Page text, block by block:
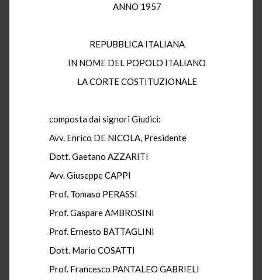
ANNO 1957
REPUBBLICA ITALIANA
IN NOME DEL POPOLO ITALIANO
LA CORTE COSTITUZIONALE
composta dai signori Giudici:
Avv. Enrico DE NICOLA, Presidente
Dott. Gaetano AZZARITI
Avv. Giuseppe CAPPI
Prof. Tomaso PERASSI
Prof. Gaspare AMBROSINI
Prof. Ernesto BATTAGLINI
Dott. Mario COSATTI
Prof. Francesco PANTALEO GABRIELI